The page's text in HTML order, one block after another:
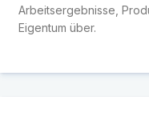
Arbeitsergebnisse,
Eigentum über.